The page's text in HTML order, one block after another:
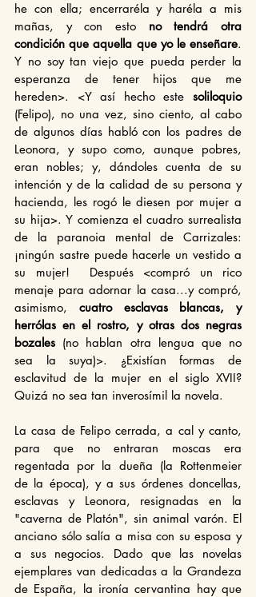
he con ella; encerraréla y haréla a mis
mañas, y con esto no tendrá otra
condición que aquella que yo le enseñare.
Y no soy tan viejo que pueda perder la
esperanza de tener hijos que me
hereden>. <Y así hecho este soliloquio
(Felipo), no una vez, sino ciento, al cabo
de algunos días habló con los padres de
Leonora, y supo como, aunque pobres,
eran nobles; y, dándoles cuenta de su
intención y de la calidad de su persona y
hacienda, les rogó le diesen por mujer a
su hija>. Y comienza el cuadro surrealista
de la paranoia mental de Carrizales:
¡ningún sastre puede hacerle un vestido a
su mujer!  Después <compró un rico
menaje para adornar la casa...y compró,
asimismo, cuatro esclavas blancas, y
herrólas en el rostro, y otras dos negras
bozales (no hablan otra lengua que no
sea la suya)>. ¿Existían formas de
esclavitud de la mujer en el siglo XVII?
Quizá no sea tan inverosímil la novela.
La casa de Felipo cerrada, a cal y canto,
para que no entraran moscas era
regentada por la dueña (la Rottenmeier
de la época), y a sus órdenes doncellas,
esclavas y Leonora, resignadas en la
"caverna de Platón", sin animal varón. El
anciano sólo salía a misa con su esposa y
a sus negocios. Dado que las novelas
ejemplares van dedicadas a la Grandeza
de España, la ironía cervantina hay que